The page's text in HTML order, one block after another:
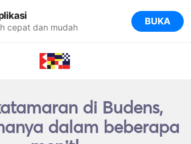
cepat dan mudah BUKA
di Budens,
dalam beberapa